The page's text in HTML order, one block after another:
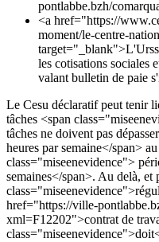
pontlabbe.bzh/
<a href="https://
moment/le-centre-
les cotisations sociales
valant bulletin de paie
Le Cesu déclaratif peut tenir
tâches <span
tâches ne doivent pas
heures par semaine</span>
class="miseenevidence">
semaines</span>. Au delà, et
href="https://ville-
xml=F12202">contrat de